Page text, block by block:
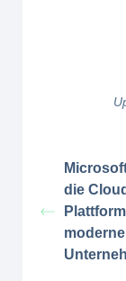
die
moderne